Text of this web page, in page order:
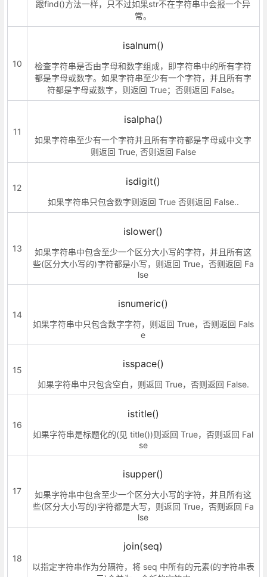
跟find()方法一样，只不过如果str不在字符串中会报一个异
常。
10
isalnum()
检查字符串是否由字母和数字组成，即字符串中的所有字符
都是字母或数字。如果字符串至少有一个字符，并且所有字
符都是字母或数字，则返回 True；否则返回 False。
11
isalpha()
如果字符串至少有一个字符并且所有字符都是字母或中文字
则返回 True, 否则返回 False
12
isdigit()
如果字符串只包含数字则返回 True 否则返回 False..
13
islower()
如果字符串中包含至少一个区分大小写的字符，并且所有这
些(区分大小写的)字符都是小写，则返回 True，否则返回 Fa
lse
14
isnumeric()
如果字符串中只包含数字字符，则返回 True，否则返回 Fals
e
15
isspace()
如果字符串中只包含空白，则返回 True，否则返回 False.
16
istitle()
如果字符串是标题化的(见 title())则返回 True，否则返回 Fal
se
17
isupper()
如果字符串中包含至少一个区分大小写的字符，并且所有这
些(区分大小写的)字符都是大写，则返回 True，否则返回 Fa
lse
18
join(seq)
以指定字符串作为分隔符，将 seq 中所有的元素(的字符串表